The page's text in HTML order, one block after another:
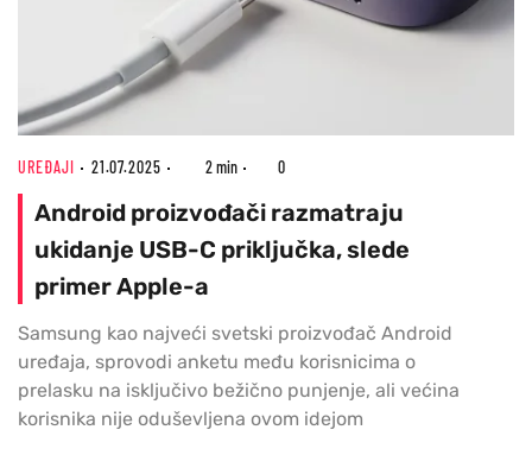
UREĐAJI 21.07.2025 2 min 0
Android proizvođači razmatraju
ukidanje USB-C priključka, slede
primer Apple-a
Samsung kao najveći svetski proizvođač Android
uređaja, sprovodi anketu među korisnicima o
prelasku na isključivo bežično punjenje, ali većina
korisnika nije oduševljena ovom idejom